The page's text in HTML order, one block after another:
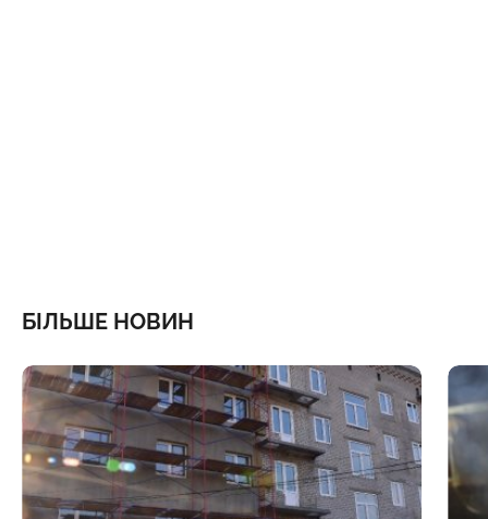
БІЛЬШЕ НОВИН